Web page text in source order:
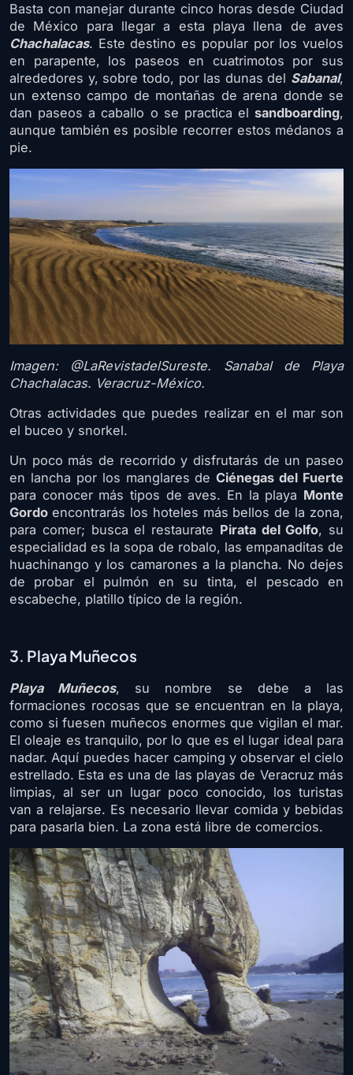
Basta con manejar durante cinco horas desde Ciudad
de México para llegar a esta playa llena de aves
Chachalacas. Este destino es popular por los vuelos
en parapente, los paseos en cuatrimotos por sus
alrededores y, sobre todo, por las dunas del Sabanal,
un extenso campo de montañas de arena donde se
dan paseos a caballo o se practica el sandboarding,
aunque también es posible recorrer estos médanos a
pie.
Imagen: @LaRevistadelSureste. Sanabal de Playa
Chachalacas. Veracruz-México.
Otras actividades que puedes realizar en el mar son
el buceo y snorkel.
Un poco más de recorrido y disfrutarás de un paseo
en lancha por los manglares deCiénegas del Fuerte
para conocer más tipos de aves. En la playa Monte
Gordo encontrarás los hoteles más bellos de la zona,
para comer; busca el restaurate Pirata del Golfo, su
especialidad es la sopa de robalo, las empanaditas de
huachinango y los camarones a la plancha. No dejes
de probar el pulmón en su tinta, el pescado en
escabeche, platillo típico de la región.
3. Playa Muñecos
Playa Muñecos, su nombre se debe a las
formaciones rocosas que se encuentran en la playa,
como si fuesen muñecos enormes que vigilan el mar.
El oleaje es tranquilo, por lo que es el lugar ideal para
nadar. Aquí puedes hacer camping y observar el cielo
estrellado. Esta es una de las playas de Veracruz más
limpias, al ser un lugar poco conocido, los turistas
van a relajarse. Es necesario llevar comida y bebidas
para pasarla bien. La zona está libre de comercios.